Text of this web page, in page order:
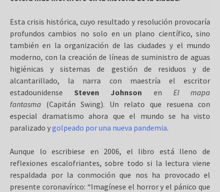
Esta crisis histórica, cuyo resultado y resolución provocaría
profundos cambios no solo en un plano científico, sino
también en la organización de las ciudades y el mundo
moderno, con la creación de líneas de suministro de aguas
higiénicas y sistemas de gestión de residuos y de
alcantarillado, la narra con maestría el escritor
estadounidenseSteven Johnson en El mapa
fantasma (Capitán Swing). Un relato que resuena con
especial dramatismo ahora que el mundo se ha visto
paralizado ygolpeado por una nueva pandemia.
Aunque lo escribiese en 2006, el libro está lleno de
reflexiones escalofriantes, sobre todo si la lectura viene
respaldada por la conmoción que nos ha provocado el
presente coronavírico: “Imagínese el horror y el pánico que